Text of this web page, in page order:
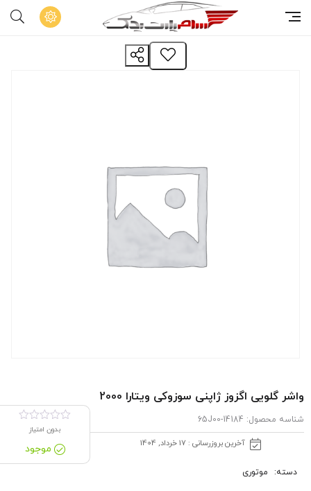
واشر گلویی اگزوز ژاپنی سوزوکی ویتارا 2000
شناسه محصول: 14184-65J00
آخرین بروزرسانی : 17 خرداد, 1404
بدون امتیاز
موجود
دسته: موتوری